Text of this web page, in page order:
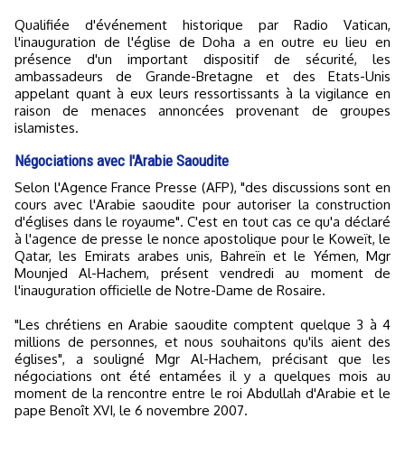
Qualifiée d'événement historique par Radio Vatican,
l'inauguration de l'église de Doha a en outre eu lieu en
présence d'un important dispositif de sécurité, les
ambassadeurs de Grande-Bretagne et des Etats-Unis
appelant quant à eux leurs ressortissants à la vigilance en
raison de menaces annoncées provenant de groupes
islamistes.
Négociations avec l'Arabie Saoudite
Selon l'Agence France Presse (AFP), "des discussions sont en
cours avec l'Arabie saoudite pour autoriser la construction
d'églises dans le royaume". C'est en tout cas ce qu'a déclaré
à l'agence de presse le nonce apostolique pour le Koweït, le
Qatar, les Emirats arabes unis, Bahreïn et le Yémen, Mgr
Mounjed Al-Hachem, présent vendredi au moment de
l'inauguration officielle de Notre-Dame de Rosaire.
"Les chrétiens en Arabie saoudite comptent quelque 3 à 4
millions de personnes, et nous souhaitons qu'ils aient des
églises", a souligné Mgr Al-Hachem, précisant que les
négociations ont été entamées il y a quelques mois au
moment de la rencontre entre le roi Abdullah d'Arabie et le
pape Benoît XVI, le 6 novembre 2007.